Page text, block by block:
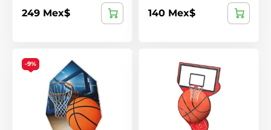
249 Mex$ 140 Mex$
-9%